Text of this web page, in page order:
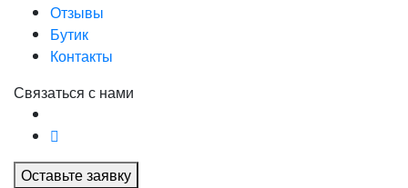
Отзывы
Бутик
Контакты
Связаться с нами
Оставьте заявку